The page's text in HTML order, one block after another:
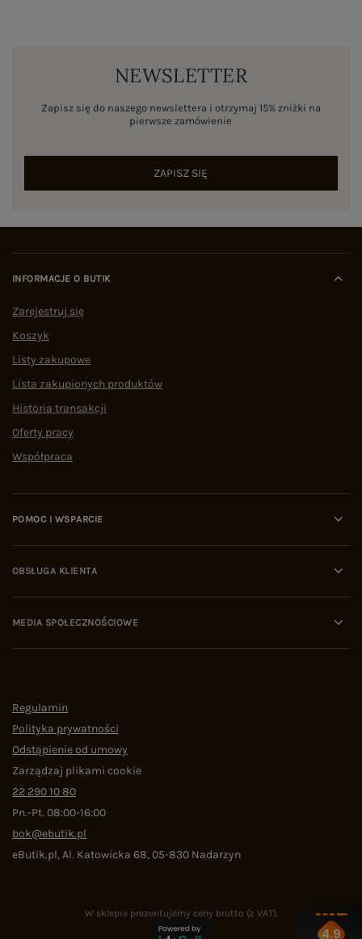
NEWSLETTER
Zapisz się do naszego newslettera i otrzymaj 15% zniżki na
pierwsze zamówienie
ZAPISZ SIĘ
INFORMACJE O BUTIK
Zarejestruj się
Koszyk
Listy zakupowe
Lista zakupionych produktów
Historia transakcji
Oferty pracy
Współpraca
POMOC I WSPARCIE
OBSŁUGA KLIENTA
MEDIA SPOŁECZNOŚCIOWE
Regulamin
Polityka prywatności
Odstąpienie od umowy
Zarządzaj plikami cookie
22 290 10 80
Pn.-Pt. 08:00-16:00
bok@ebutik.pl
eButik.pl,Al. Katowicka 68,05-830 Nadarzyn
W sklepie prezentujemy ceny brutto (z VAT).
4.9